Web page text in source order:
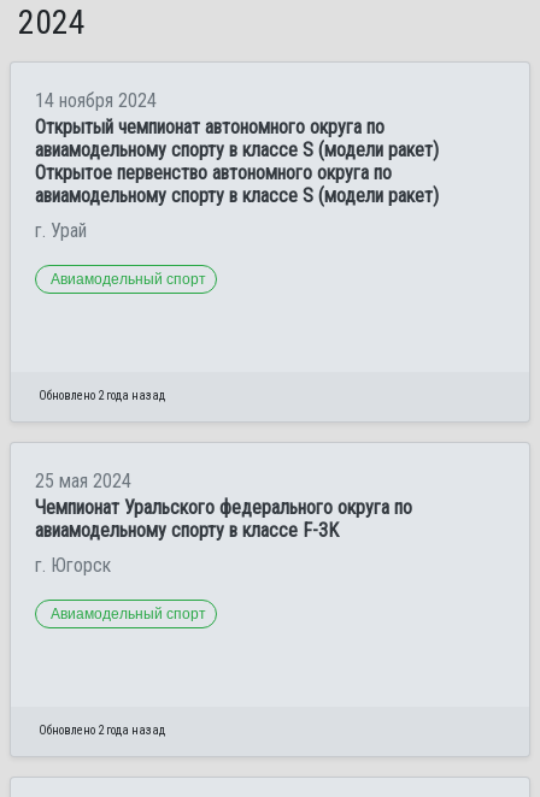
2024
14 ноября 2024
Открытый чемпионат автономного округа по
авиамодельному спорту в классе S (модели ракет)
Открытое первенство автономного округа по
авиамодельному спорту в классе S (модели ракет)
г. Урай
Авиамодельный спорт
Обновлено 2 года назад
25 мая 2024
Чемпионат Уральского федерального округа по
авиамодельному спорту в классе F-3K
г. Югорск
Авиамодельный спорт
Обновлено 2 года назад